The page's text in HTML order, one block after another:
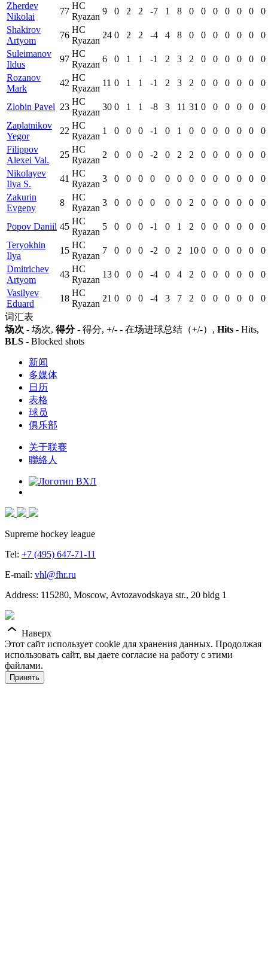
Zherdev
Nikolai
77
HC
Ryazan
9 0 2 2 -7 1 8 0 0 0 0 0 0
0
Shakirov
Artyom
76
HC
Ryazan
24 0 2 2 -4 4 8 0 0 0 0 0 0
0
Suleimanov
Ildus
97
HC
Ryazan
6 0 1 1 -1 2 3 2 0 0 0 0 0
0
Rozanov
Mark
42
HC
Ryazan
11 0 1 1 -1 2 3 2 0 0 0 0 0 0
Zlobin Pavel 23
HC
Ryazan
30 0 1 1 -8 3 11 31 0 0 0 0 0
0
Zaplatnikov
Yegor
22
HC
Ryazan
1 0 0 0 -1 0 1 0 0 0 0 0 0
0
Filippov
Alexei Val.
25
HC
Ryazan
2 0 0 0 -2 0 2 2 0 0 0 0 0
0
Nikolayev
Ilya S.
41
HC
Ryazan
3 0 0 0 0 0 0 0 0 0 0 0 0
0
Zakurin
Evgeny
8
HC
Ryazan
3 0 0 0 0 0 0 2 0 0 0 0 0 0
Popov Daniil 45
HC
Ryazan
5 0 0 0 -1 0 1 2 0 0 0 0 0
0
Teryokhin
Ilya
15
HC
Ryazan
7 0 0 0 -2 0 2 10 0 0 0 0 0
0
Dmitrichev
Artyom
43
HC
Ryazan
13 0 0 0 -4 0 4 2 0 0 0 0 0
0
Vasilyev
Eduard
18
HC
Ryazan
21 0 0 0 -4 3 7 2 0 0 0 0 0
0
词汇表
场次 - 场次, 得分- 得分, +/- - 在场进球总结（+/-）, Hits - Hits,
BLS - Blocked shots
新闻
多媒体
日历
表格
球员
俱乐部
关于联赛
聯絡人
Supreme hockey league
Tel: +7 (495) 647-71-11
E-mail: vhl@fhr.ru
Address: 115280, Moscow, Avtozavodskaya str., 20 bldg 1
Наверх
Этот сайт использует cookie для хранения данных. Продолжая
использовать сайт, вы даете согласие на работу с этими
файлами.
Принять